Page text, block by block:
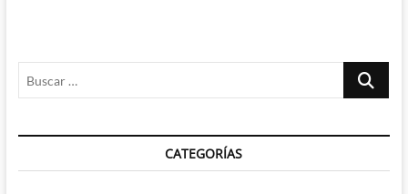
Buscar
CATEGORÍAS